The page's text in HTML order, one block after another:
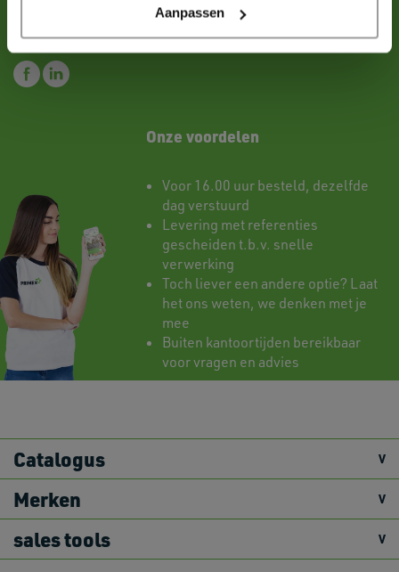
Aanpassen
Volg ons
Onze voordelen
Voor 16.00 uur besteld, dezelfde
dag verstuurd
Levering met referenties
gescheiden t.b.v. snelle
verwerking
Toch liever een andere optie? Laat
het ons weten, we denken met je
mee
Buiten kantoortijden bereikbaar
voor vragen en advies
Catalogus
Merken
sales tools